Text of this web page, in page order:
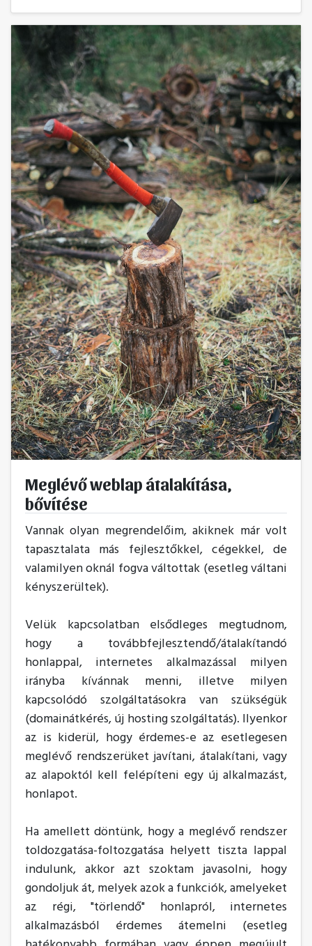
Meglévő weblap átalakítása,
bővítése
Vannak olyan megrendelőim, akiknek már volt
tapasztalata más fejlesztőkkel, cégekkel, de
valamilyen oknál fogva váltottak (esetleg váltani
kényszerültek).
Velük kapcsolatban elsődleges megtudnom,
hogy a továbbfejlesztendő/átalakítandó
honlappal, internetes alkalmazással milyen
irányba kívánnak menni, illetve milyen
kapcsolódó szolgáltatásokra van szükségük
(domainátkérés, új hosting szolgáltatás). Ilyenkor
az is kiderül, hogy érdemes-e az esetlegesen
meglévő rendszerüket javítani, átalakítani, vagy
az alapoktól kell felépíteni egy új alkalmazást,
honlapot.
Ha amellett döntünk, hogy a meglévő rendszer
toldozgatása-foltozgatása helyett tiszta lappal
indulunk, akkor azt szoktam javasolni, hogy
gondoljuk át, melyek azok a funkciók, amelyeket
az régi, "törlendő" honlapról, internetes
alkalmazásból érdemes átemelni (esetleg